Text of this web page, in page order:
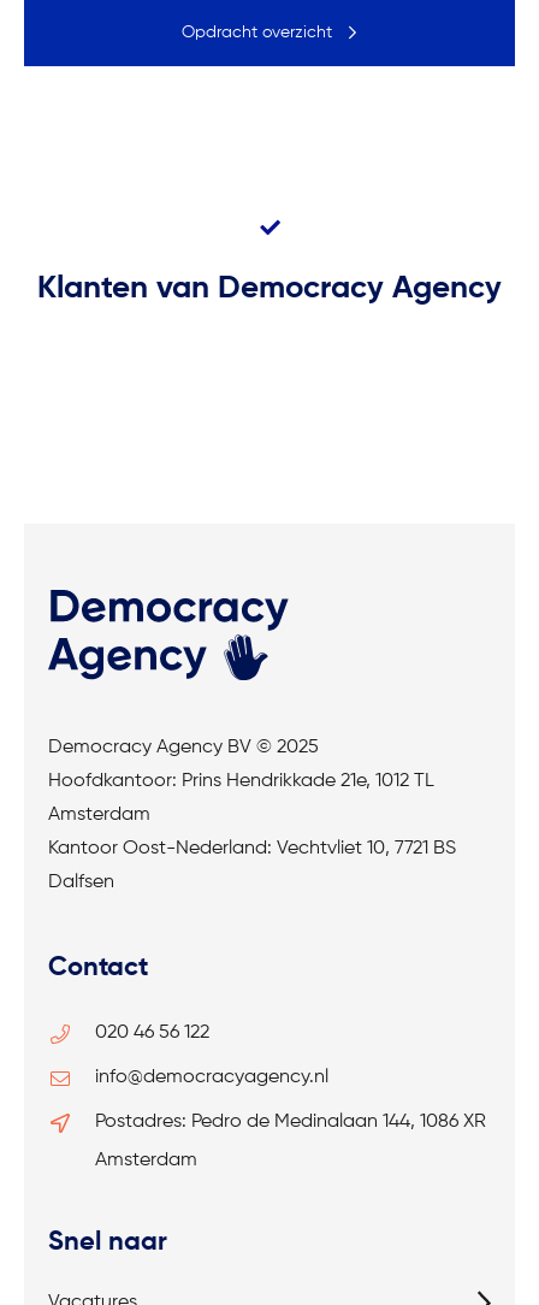
Opdracht overzicht
Klanten van Democracy Agency
Democracy Agency BV © 2025
Hoofdkantoor: Prins Hendrikkade 21e, 1012 TL
Amsterdam
Kantoor Oost-Nederland: Vechtvliet 10, 7721 BS
Dalfsen
Contact
020 46 56 122
info@democracyagency.nl
Postadres: Pedro de Medinalaan 144, 1086 XR
Amsterdam
Snel naar